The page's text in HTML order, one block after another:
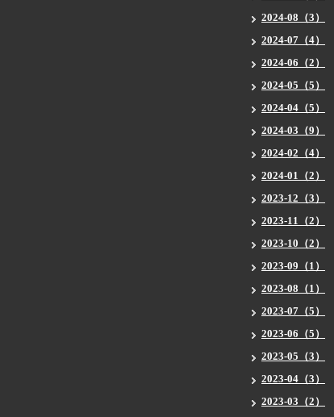
2024-08（3）
2024-07（4）
2024-06（2）
2024-05（5）
2024-04（5）
2024-03（9）
2024-02（4）
2024-01（2）
2023-12（3）
2023-11（2）
2023-10（2）
2023-09（1）
2023-08（1）
2023-07（5）
2023-06（5）
2023-05（3）
2023-04（3）
2023-03（2）